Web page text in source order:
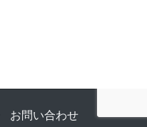
お問い合わせ